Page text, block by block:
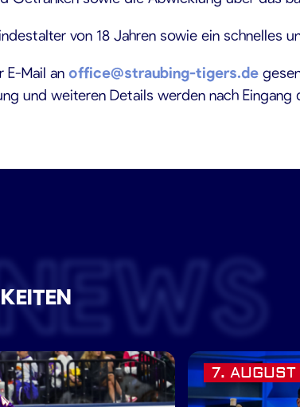
von 18 Jahren sowie ein schnelles
E-Mail an office@straubing-tigers.de
und weiteren Details werden nach
7.